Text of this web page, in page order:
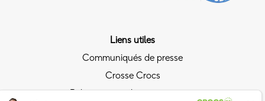
Liens utiles
Communiqués de presse
Crosse Crocs
Relations avec les investisseurs